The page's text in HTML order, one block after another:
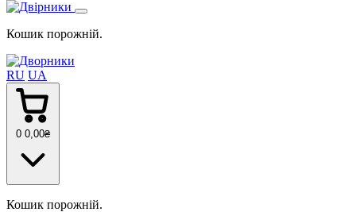
Кошик порожній.
RU UA
0 0,00₴
Кошик порожній.